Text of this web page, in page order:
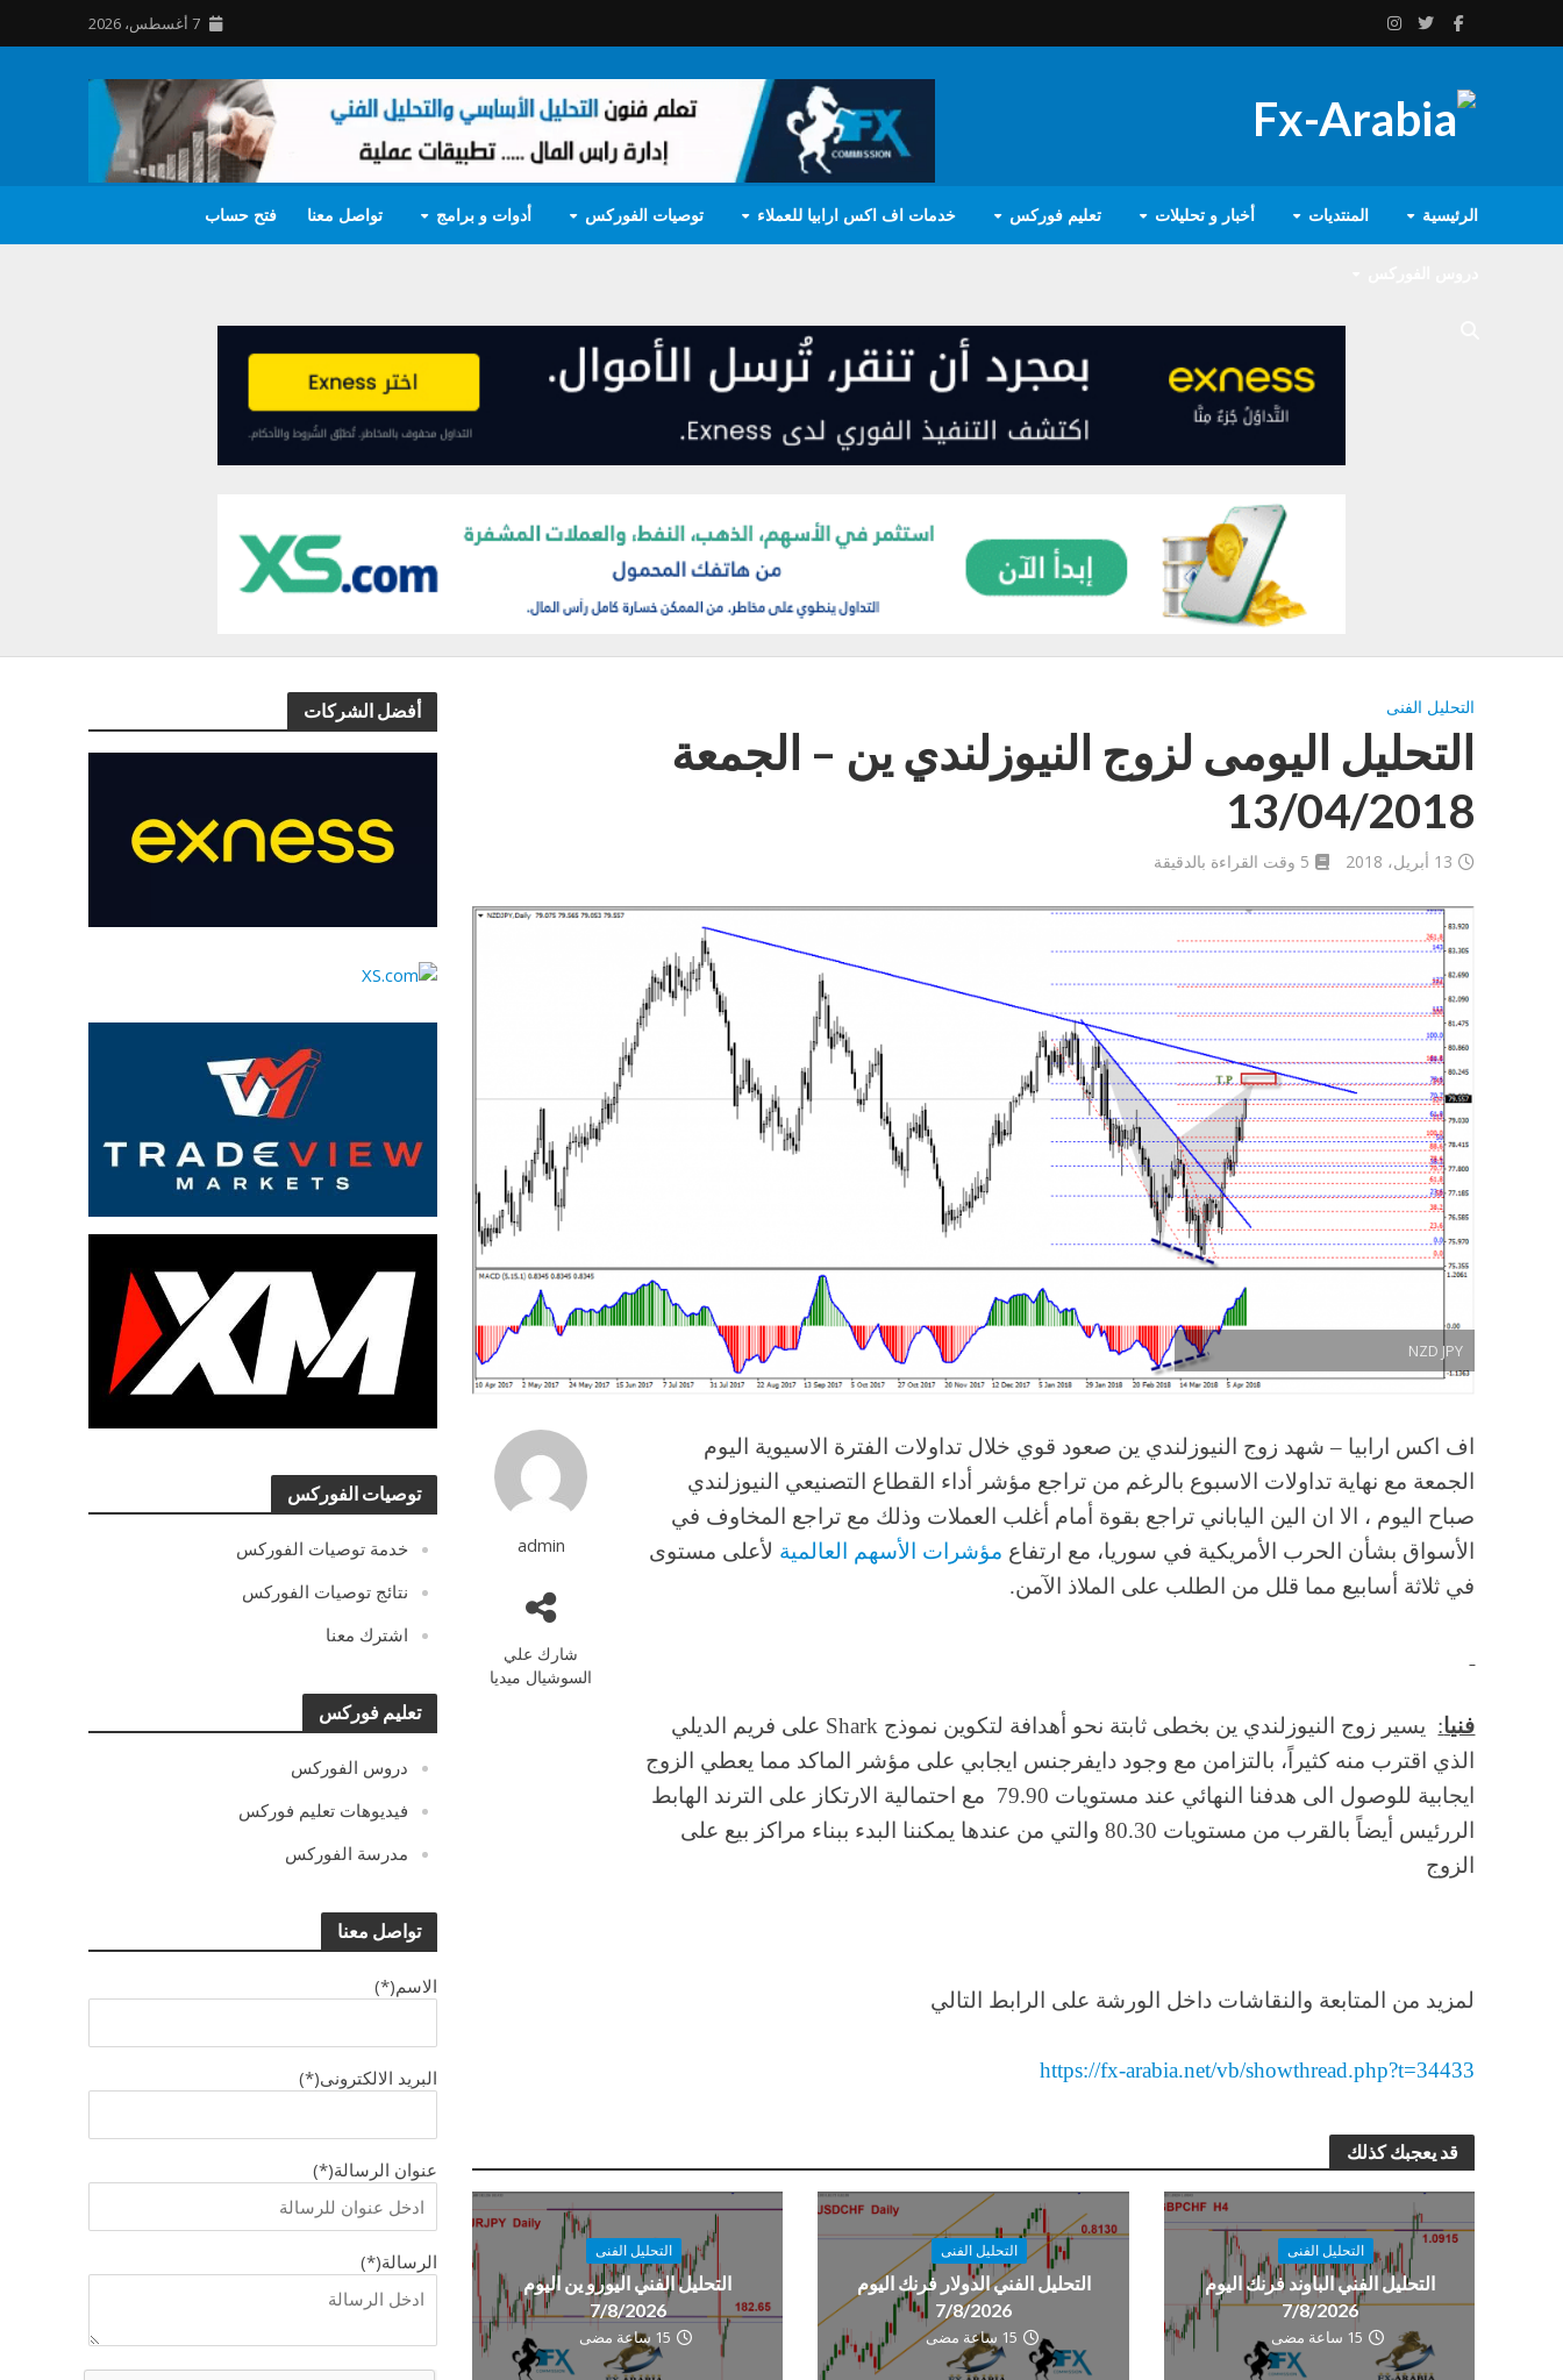
7 أغسطس، 2026
الرئيسية المنتديات أخبار و تحليلات تعليم فوركس خدمات اف اكس ارابيا للعملاء توصيات الفوركس أدوات و برامج تواصل معنا فتح حساب
أفضل الشركات
توصيات الفوركس
خدمة توصيات الفوركس
نتائج توصيات الفوركس
اشترك معنا
تعليم فوركس
دروس الفوركس
فيديوهات تعليم فوركس
مدرسة الفوركس
تواصل معنا
الاسم(*)
البريد الالكترونى(*)
عنوان الرسالة(*)
الرسالة(*)
التحليل الفنى
التحليل اليومى لزوج النيوزلندي ين – الجمعة
13/04/2018
13 أبريل، 2018 5 وقت القراءة بالدقيقة
NZD JPY
admin
شارك علي
السوشيال ميديا
اف اكس ارابيا – شهد زوج النيوزلندي ين صعود قوي خلال تداولات الفترة الاسيوية اليوم
الجمعة مع نهاية تداولات الاسبوع بالرغم من تراجع مؤشر أداء القطاع التصنيعي النيوزلندي
صباح اليوم ، الا ان الين الياباني تراجع بقوة أمام أغلب العملات وذلك مع تراجع المخاوف في
الأسواق بشأن الحرب الأمريكية في سوريا، مع ارتفاع مؤشرات الأسهم العالمية لأعلى مستوى
في ثلاثة أسابيع مما قلل من الطلب على الملاذ الآمن.
فنيا:
يسير زوج النيوزلندي ين بخطى ثابتة نحو أهدافة لتكوين نموذج Shark على فريم الديلي
الذي اقترب منه كثيراً، بالتزامن مع وجود دايفرجنس ايجابي على مؤشر الماكد مما يعطي الزوج
ايجابية للوصول الى هدفنا النهائي عند مستويات 79.90 مع احتمالية الارتكاز على الترند الهابط
الررئيس أيضاً بالقرب من مستويات 80.30 والتي من عندها يمكننا البدء ببناء مراكز بيع على
الزوج
لمزيد من المتابعة والنقاشات داخل الورشة على الرابط التالي
https://fx-arabia.net/vb/showthread.php?t=34433
قد يعجبك كذلك
التحليل الفنى
التحليل الفني الباوند فرنك اليوم
7/8/2026
15 ساعة مضى
التحليل الفنى
التحليل الفني الدولار فرنك اليوم
7/8/2026
15 ساعة مضى
التحليل الفنى
التحليل الفني اليورو ين اليوم
7/8/2026
15 ساعة مضى